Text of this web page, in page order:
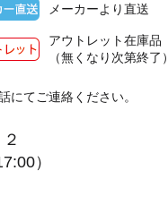
メーカーより直送
アウトレット在庫品
（無くなり次第終了）
にてご連絡ください。
）